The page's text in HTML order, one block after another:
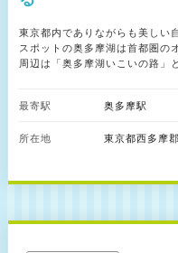
東京都内でありながらも美しい
スポットの奥多摩湖は首都圏の
周辺は「奥多摩湖いこいの路」
心に人気。奥多摩湖の中央に突
一日中楽しめます。
最寄駅 奥多摩駅
所在地 東京都西多摩